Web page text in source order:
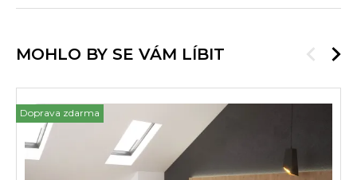
MOHLO BY SE VÁM LÍBIT
Doprava zdarma